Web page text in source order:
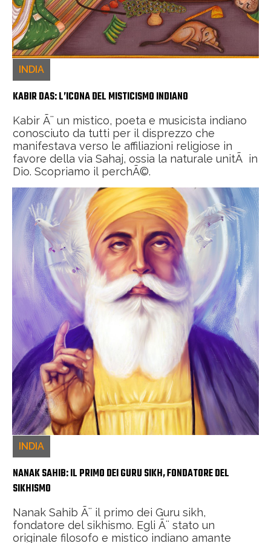
INDIA
KABIR DAS: L’ICONA DEL MISTICISMO INDIANO
Kabir Ã¨ un mistico, poeta e musicista indiano
conosciuto da tutti per il disprezzo che
manifestava verso le affiliazioni religiose in
favore della via Sahaj, ossia la naturale unitÃ in
Dio. Scopriamo il perchÃ©.
INDIA
NANAK SAHIB: IL PRIMO DEI GURU SIKH, FONDATORE DEL
SIKHISMO
Nanak Sahib Ã¨ il primo dei Guru sikh,
fondatore del sikhismo. Egli Ã¨ stato un
originale filosofo e mistico indiano amante